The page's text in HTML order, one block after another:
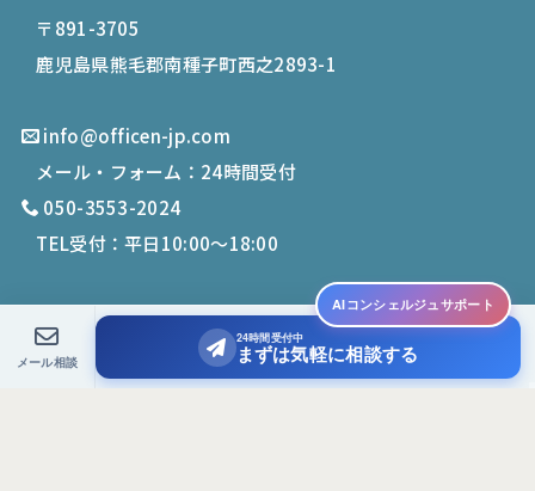
〒891-3705
鹿児島県熊毛郡南種子町西之2893-1
info@officen-jp.com
メール・フォーム：24時間受付
050-3553-2024
TEL受付：平日10:00〜18:00
2026Office N. All Rights Reserved.
AIコンシェルジュサポート
メール相談
24時間受付中
まずは気軽に相談する